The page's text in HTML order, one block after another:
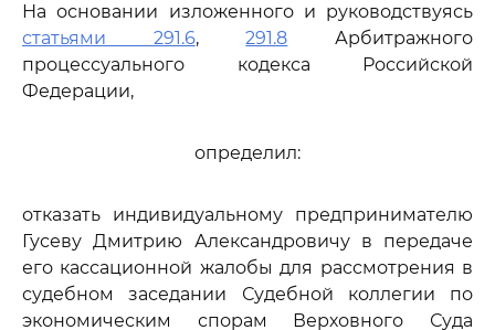
На основании изложенного и руководствуясь
статьями 291.6,291.8 Арбитражного
процессуального кодекса Российской
Федерации,
определил:
отказать индивидуальному предпринимателю
Гусеву Дмитрию Александровичу в передаче
его кассационной жалобы для рассмотрения в
судебном заседании Судебной коллегии по
экономическим спорам Верховного Суда